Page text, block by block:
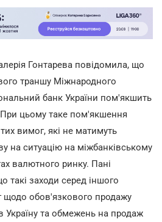
Гонтарева повідомила, що
траншу Міжнародного
банк України пом'якшить
цьому таке пом'якшення
вимог, які не матимуть
на ситуацію на міжбанківському
валютного ринку. Пані
такі заходи серед іншого
щодо обов'язкового продажу
Україну та обмежень на продаж